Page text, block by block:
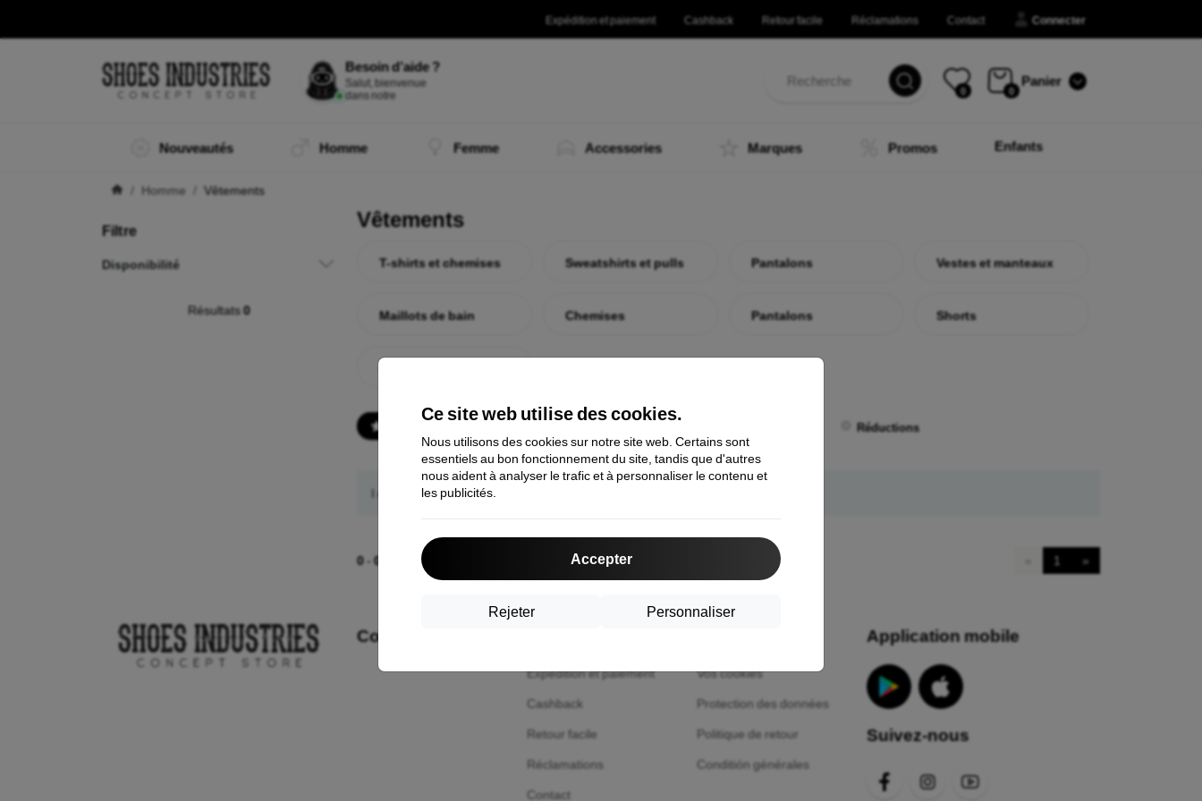
Ce site web utilise des cookies.
Nous utilisons des cookies sur notre site web. Certains sont
essentiels au bon fonctionnement du site, tandis que d'autres
nous aident à analyser le trafic et à personnaliser le contenu et
les publicités.
Accepter
Personnaliser
Rejeter
Expédition et paiement Cashback Retour facile Réclamations Contact Connecter
Besoin d’aide ?
Salut, bienvenue
dans notre
0 0
Panier
Nouveautés Homme Femme Accessories Marques Promos Enfants
Homme Vêtements
Filtre
Disponibilité
Résultats0
Vêtements
T-shirts et chemises Sweatshirts et pulls Pantalons Vestes et manteaux
Maillots de bain Chemises Pantalons Shorts
Réductions
I did not find any active products.
0 -0 du total 1 »
Contacts
Expédition et paiement
Cashback
Retour facile
Réclamations
Contact
Vos cookies
Protection des données
Politique de retour
Conditión générales
Application mobile
Suivez-nous